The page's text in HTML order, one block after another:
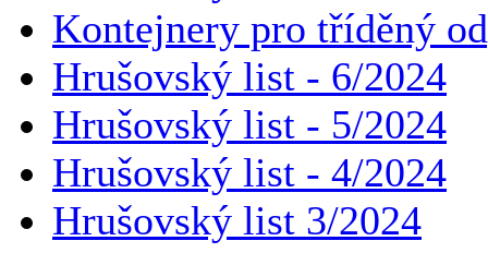
Kontejnery pro tříděný
Hrušovský list - 6/2024
Hrušovský list - 5/2024
Hrušovský list - 4/2024
Hrušovský list 3/2024